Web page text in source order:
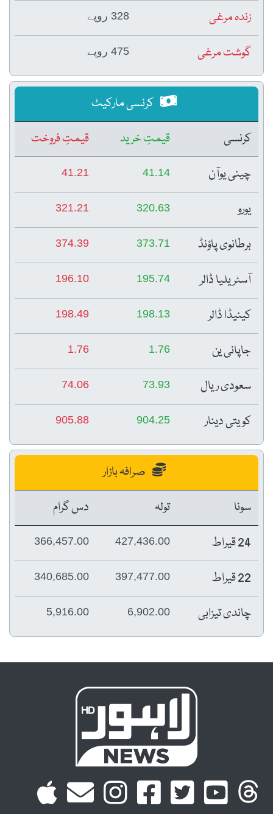
زندہ مرغی 328 روپے
گوشت مرغی 475 روپے
کرنسی مارکیٹ
کرنسی
قیمتِ خرید
قیمتِ فروخت
چینی یوآن
41.14
41.21
یورو 320.63
321.21
برطانوی پاؤنڈ 373.71
374.39
آسٹریلیا ڈالر 195.74
196.10
کینیڈا ڈالر 198.13
198.49
جاپانی ین 1.76
1.76
سعودی ریال 73.93
74.06
کویتی دینار 904.25
905.88
صرافہ بازار
سونا
تولہ
دس گرام
24 قیراط
427,436.00
366,457.00
22 قیراط 397,477.00
340,685.00
چاندی تیزابی 6,902.00
5,916.00